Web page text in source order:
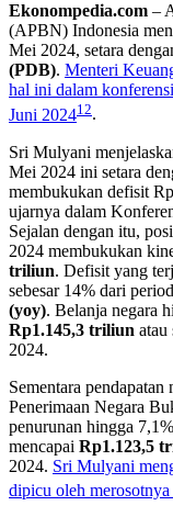
Ekonompedia.com –
(APBN) Indonesia
Mei 2024, setara
(PDB). Menteri
hal ini dalam
Juni 20241 2.
Sri Mulyani
Mei 2024 ini setara
membukukan defisit
ujarnya dalam
Sejalan dengan itu,
2024 membukukan
triliun. Defisit yang
sebesar 14% dari
(yoy). Belanja negara
Rp1.145,3 triliun atau
2024.
Sementara
Penerimaan Negara
penurunan hingga
mencapai Rp1.123,5
2024. Sri Mulyani
dipicu oleh